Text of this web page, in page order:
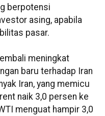
berpotensi
asing, apabila
pasar.
meningkat
baru terhadap Iran
Iran, yang memicu
naik 3,0 persen ke
menguat hampir 3,0